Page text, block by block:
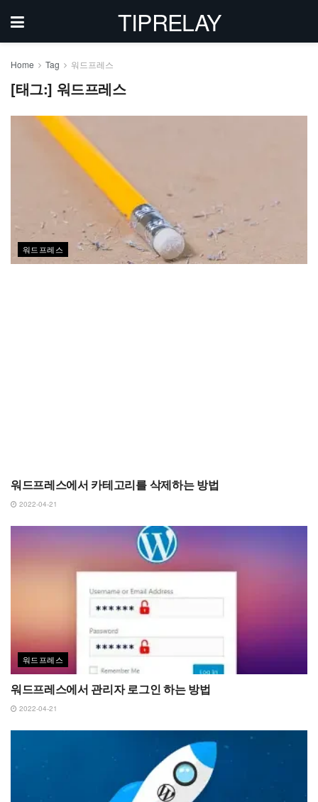
TIPRELAY
Home Tag 워드프레스
[태그:] 워드프레스
워드프레스
워드프레스에서 카테고리를 삭제하는 방법
2022-04-21
워드프레스
워드프레스에서 관리자 로그인 하는 방법
2022-04-21